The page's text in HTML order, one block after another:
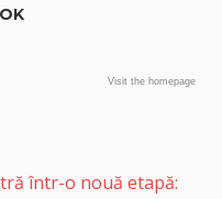
Visit the homepage
într-o nouă etapă: